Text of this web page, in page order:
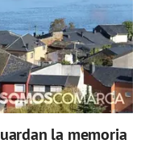
la memoria